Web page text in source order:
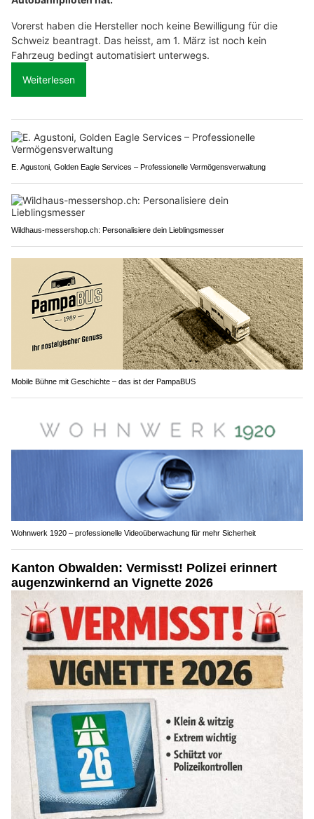
Vorerst haben die Hersteller noch keine Bewilligung für die
Schweiz beantragt. Das heisst, am 1. März ist noch kein
Fahrzeug bedingt automatisiert unterwegs.
Weiterlesen
E. Agustoni, Golden Eagle Services – Professionelle Vermögensverwaltung
Wildhaus-messershop.ch: Personalisiere dein Lieblingsmesser
Mobile Bühne mit Geschichte – das ist der PampaBUS
Wohnwerk 1920 – professionelle Videoüberwachung für mehr Sicherheit
Kanton Obwalden: Vermisst! Polizei erinnert
augenzwinkernd an Vignette 2026